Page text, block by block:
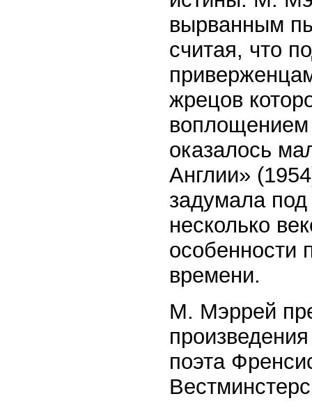
вырванным
считая, что
жрецов
воплощением
оказалось
Англии»
задумала под
несколько
особенности
времени.
М. Мэррей
поэта